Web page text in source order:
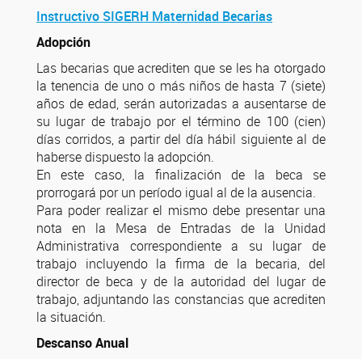
Instructivo SIGERH Maternidad Becarias
Adopción
Las becarias que acrediten que se les ha otorgado
la tenencia de uno o más niños de hasta 7 (siete)
años de edad, serán autorizadas a ausentarse de
su lugar de trabajo por el término de 100 (cien)
días corridos, a partir del día hábil siguiente al de
haberse dispuesto la adopción.
En este caso, la finalización de la beca se
prorrogará por un período igual al de la ausencia.
Para poder realizar el mismo debe presentar una
nota en la Mesa de Entradas de la Unidad
Administrativa correspondiente a su lugar de
trabajo incluyendo la firma de la becaria, del
director de beca y de la autoridad del lugar de
trabajo, adjuntando las constancias que acrediten
la situación.
Descanso Anual